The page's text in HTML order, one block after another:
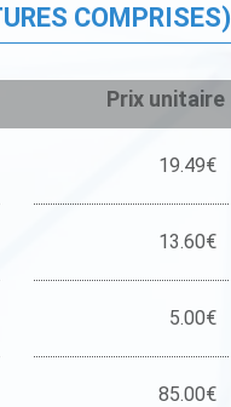
COMPRISES)
Prix unitaire
19.49€
13.60€
5.00€
85.00€